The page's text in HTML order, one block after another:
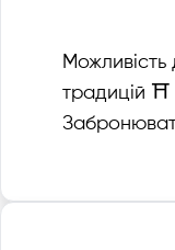
Можливість
традицій ⛩